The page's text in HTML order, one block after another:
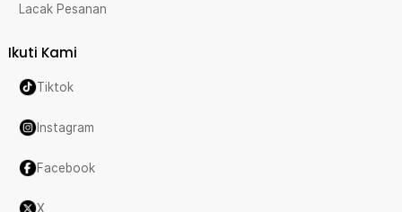
Lacak Pesanan
Ikuti Kami
Tiktok
Instagram
Facebook
X